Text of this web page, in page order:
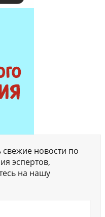
свежие новости по
эспертов,
на нашу